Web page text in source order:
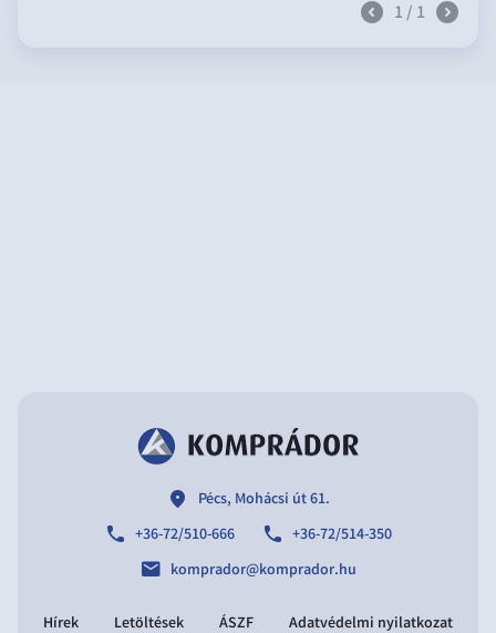
1 / 1
location
Pécs, Mohácsi út 61.
phone +36-72/510-666 phone +36-72/514-350
email komprador@komprador.hu
Hírek Letöltések ÁSZF Adatvédelmi nyilatkozat